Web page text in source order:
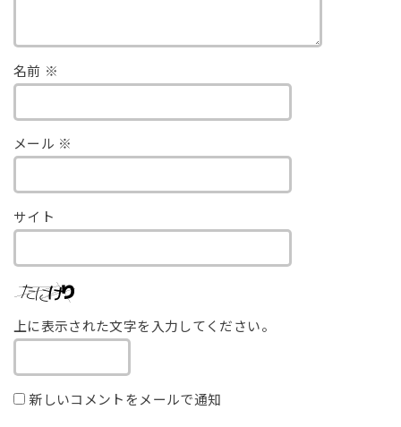
名前 ※
メール ※
サイト
上に表示された文字を入力してください。
新しいコメントをメールで通知